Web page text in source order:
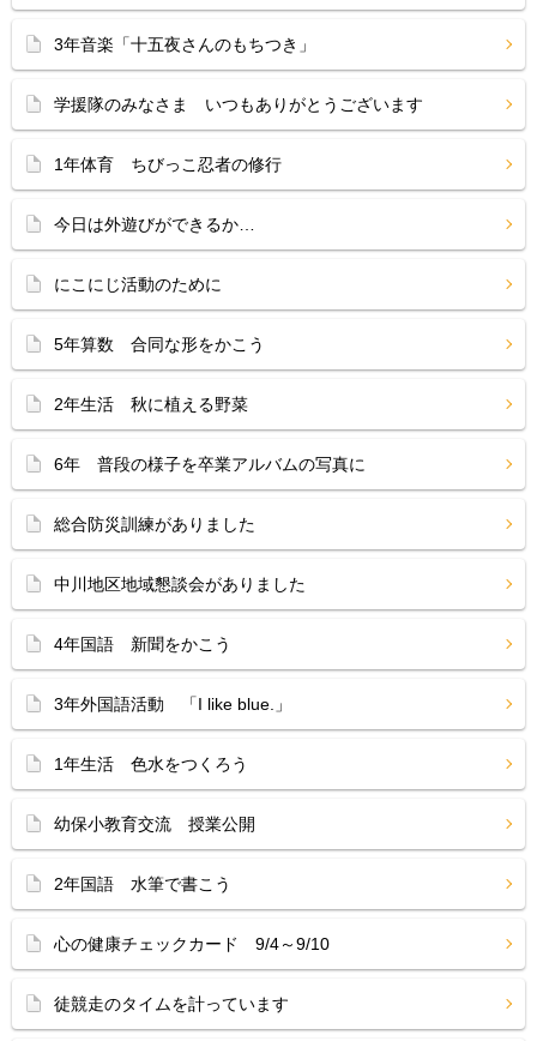
3年音楽「十五夜さんのもちつき」
学援隊のみなさま いつもありがとうございます
1年体育 ちびっこ忍者の修行
今日は外遊びができるか…
にこにじ活動のために
5年算数 合同な形をかこう
2年生活 秋に植える野菜
6年 普段の様子を卒業アルバムの写真に
総合防災訓練がありました
中川地区地域懇談会がありました
4年国語 新聞をかこう
3年外国語活動 「I like blue.」
1年生活 色水をつくろう
幼保小教育交流 授業公開
2年国語 水筆で書こう
心の健康チェックカード 9/4～9/10
徒競走のタイムを計っています